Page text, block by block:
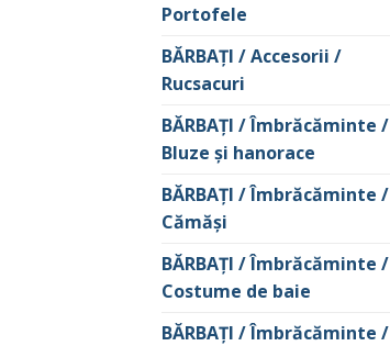
Portofele
BĂRBAŢI / Accesorii /
Rucsacuri
BĂRBAŢI / Îmbrăcăminte /
Bluze și hanorace
BĂRBAŢI / Îmbrăcăminte /
Cămăşi
BĂRBAŢI / Îmbrăcăminte /
Costume de baie
BĂRBAŢI / Îmbrăcăminte /